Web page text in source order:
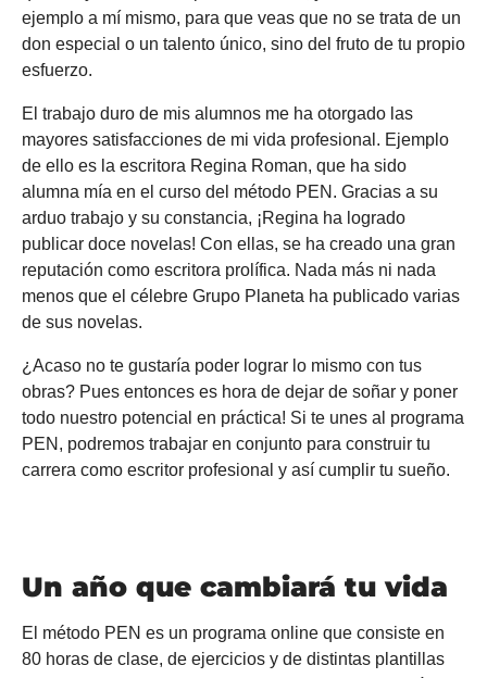
ejemplo a mí mismo, para que veas que no se trata de un
don especial o un talento único, sino del fruto de tu propio
esfuerzo.
El trabajo duro de mis alumnos me ha otorgado las
mayores satisfacciones de mi vida profesional. Ejemplo
de ello es la escritora Regina Roman, que ha sido
alumna mía en el curso del método PEN. Gracias a su
arduo trabajo y su constancia, ¡Regina ha logrado
publicar doce novelas! Con ellas, se ha creado una gran
reputación como escritora prolífica. Nada más ni nada
menos que el célebre Grupo Planeta ha publicado varias
de sus novelas.
¿Acaso no te gustaría poder lograr lo mismo con tus
obras? Pues entonces es hora de dejar de soñar y poner
todo nuestro potencial en práctica! Si te unes al programa
PEN, podremos trabajar en conjunto para construir tu
carrera como escritor profesional y así cumplir tu sueño.
Un año que cambiará tu vida
El método PEN es un programa online que consiste en
80 horas de clase, de ejercicios y de distintas plantillas